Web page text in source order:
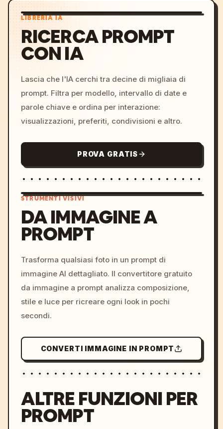
LIBRERIA IA
RICERCA PROMPT
CON IA
Lascia che l'IA cerchi tra decine di migliaia di
prompt. Filtra per modello, intervallo di date e
parole chiave e ordina per interazione:
visualizzazioni, preferiti, condivisioni e altro.
PROVA GRATIS
colors, 8k --v 6.0
STRUMENTI VISIVI
DA IMMAGINE A
PROMPT
Trasforma qualsiasi foto in un prompt di
immagine AI dettagliato. Il convertitore gratuito
da immagine a prompt analizza composizione,
stile e luce per ricreare ogni look in pochi
secondi.
CONVERTI IMMAGINE IN PROMPT
ALTRE FUNZIONI PER
PROMPT